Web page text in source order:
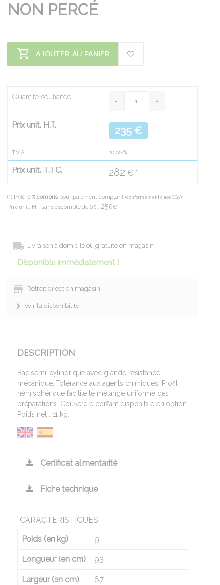
NON PERCÉ
AJOUTER AU PANIER
Quantité souhaitée
Prix unit. H.T. 235 €
T.V.A. 20.00 %
Prix unit. T.T.C. 282 € *
(*) Prix -6 % compris pour paiement comptant (conformément à nos CGV)
Prix unit. HT sans escompte de 6% : 250€
Livraison à domicile ou gratuite en magasin
Disponible immédiatement !
Retrait direct en magasin
Voir la disponibilité
DESCRIPTION
Bac semi-cylindrique avec grande résistance
mécanique. Tolérance aux agents chimiques. Profil
hémisphérique facilite le mélange uniforme des
préparations. Couvercle coiffant disponible en option.
Poids net : 11 kg.
Certificat alimentarité
Fiche technique
CARACTÉRISTIQUES
Poids (en kg) 9
Longueur (en cm) 93
Largeur (en cm) 67